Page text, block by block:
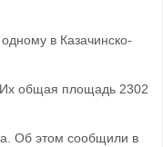
в Казачинско-
общая площадь 2302
Об этом сообщили в